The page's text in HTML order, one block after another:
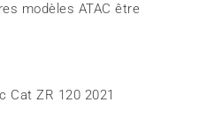
modèles ATAC être